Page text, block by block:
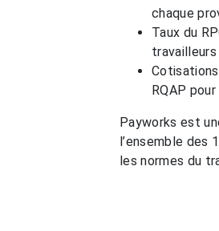
chaque
Taux du
RQAP
Payworks est
l’ensemble des
les normes du